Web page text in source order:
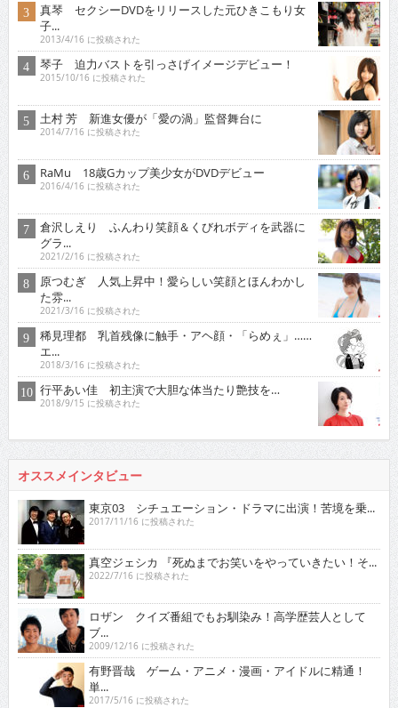
真琴 セクシーDVDをリリースした元ひきこもり女
子...
2013/4/16 に投稿された
琴子 迫力バストを引っさげイメージデビュー！
2015/10/16 に投稿された
土村 芳 新進女優が「愛の渦」監督舞台に
2014/7/16 に投稿された
RaMu 18歳Gカップ美少女がDVDデビュー
2016/4/16 に投稿された
倉沢しえり ふんわり笑顔＆くびれボディを武器に
グラ...
2021/2/16 に投稿された
原つむぎ 人気上昇中！愛らしい笑顔とほんわかし
た雰...
2021/3/16 に投稿された
稀見理都 乳首残像に触手・アヘ顔・「らめぇ」……
エ...
2018/3/16 に投稿された
行平あい佳 初主演で大胆な体当たり艶技を…
2018/9/15 に投稿された
オススメインタビュー
東京03 シチュエーション・ドラマに出演！苦境を乗...
2017/11/16 に投稿された
真空ジェシカ 『死ぬまでお笑いをやっていきたい！そ...
2022/7/16 に投稿された
ロザン クイズ番組でもお馴染み！高学歴芸人として
ブ...
2009/12/16 に投稿された
有野晋哉 ゲーム・アニメ・漫画・アイドルに精通！
単...
2017/5/16 に投稿された